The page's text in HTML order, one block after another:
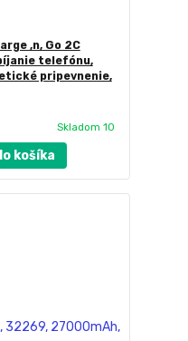
,n, Go 2C
telefónu,
pripevnenie,
Skladom 10
košíka